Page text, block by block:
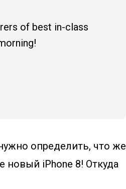
of best in-class
определить, что же
новый iPhone 8! Откуда